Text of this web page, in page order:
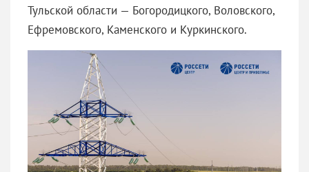
Тульской области — Богородицкого, Воловского,
Ефремовского, Каменского и Куркинского.